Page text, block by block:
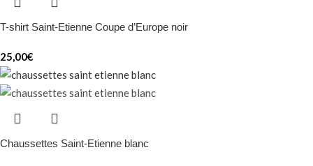
T-shirt Saint-Etienne Coupe d’Europe noir
25,00€
Chaussettes Saint-Etienne blanc